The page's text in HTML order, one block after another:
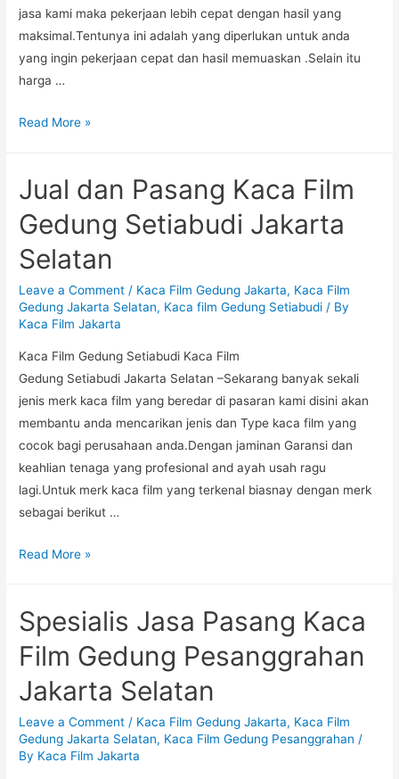
jasa kami maka pekerjaan lebih cepat dengan hasil yang
maksimal.Tentunya ini adalah yang diperlukan untuk anda
yang ingin pekerjaan cepat dan hasil memuaskan .Selain itu
harga …
Ahli
Jual
Film
Gedung
Tebet
Jakarta
Read More »
Jual dan Pasang Kaca Film
Gedung Setiabudi Jakarta
Selatan
Leave a Comment / Kaca Film Gedung Jakarta, Kaca Film
Gedung Jakarta Selatan, Kaca film Gedung Setiabudi / By
Kaca Film Jakarta
Kaca Film Gedung Setiabudi Kaca Film
Gedung Setiabudi Jakarta Selatan –Sekarang banyak sekali
jenis merk kaca film yang beredar di pasaran kami disini akan
membantu anda mencarikan jenis dan Type kaca film yang
cocok bagi perusahaan anda.Dengan jaminan Garansi dan
keahlian tenaga yang profesional and ayah usah ragu
lagi.Untuk merk kaca film yang terkenal biasnay dengan merk
sebagai berikut …
Jual
Kaca
Film
Gedung
Setiabudi
Selatan
Read More »
Spesialis Jasa Pasang Kaca
Film Gedung Pesanggrahan
Jakarta Selatan
Leave a Comment / Kaca Film Gedung Jakarta, Kaca Film
Gedung Jakarta Selatan, Kaca Film Gedung Pesanggrahan /
By Kaca Film Jakarta